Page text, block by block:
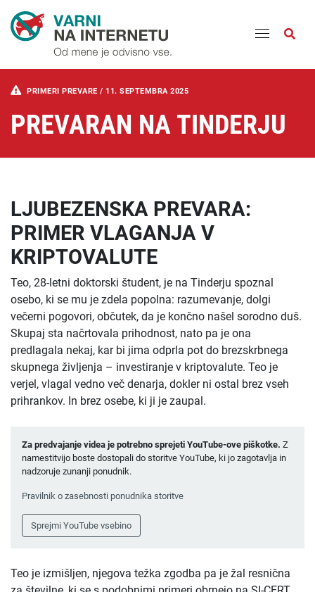
PRIMERI PREVARE / 11. SEPTEMBRA 2025
PREVARAN NA TINDERJU
LJUBEZENSKA PREVARA:
PRIMER VLAGANJA V
KRIPTOVALUTE
Teo, 28-letni doktorski študent, je na Tinderju spoznal
osebo, ki se mu je zdela popolna: razumevanje, dolgi
večerni pogovori, občutek, da je končno našel sorodno duš.
Skupaj sta načrtovala prihodnost, nato pa je ona
predlagala nekaj, kar bi jima odprla pot do brezskrbnega
skupnega življenja – investiranje v kriptovalute. Teo je
verjel, vlagal vedno več denarja, dokler ni ostal brez vseh
prihrankov. In brez osebe, ki ji je zaupal.
Za predvajanje videa je potrebno sprejeti YouTube-ove piškotke. Z
namestitvijo boste dostopali do storitve YouTube, ki jo zagotavlja in
nadzoruje zunanji ponudnik.
Pravilnik o zasebnosti ponudnika storitve
Sprejmi YouTube vsebino
Teo je izmišljen, njegova težka zgodba pa je žal resnična